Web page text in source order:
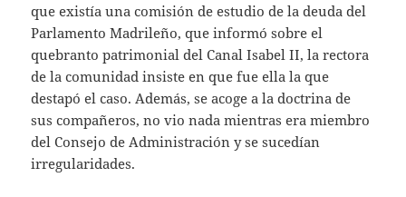
que existía una comisión de estudio de la deuda del
Parlamento Madrileño, que informó sobre el
quebranto patrimonial del Canal Isabel II, la rectora
de la comunidad insiste en que fue ella la que
destapó el caso. Además, se acoge a la doctrina de
sus compañeros, no vio nada mientras era miembro
del Consejo de Administración y se sucedían
irregularidades.